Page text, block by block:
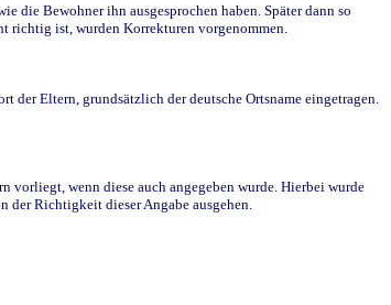
die Bewohner ihn ausgesprochen haben. Später dann so
richtig ist, wurden Korrekturen vorgenommen.
der Eltern, grundsätzlich der deutsche Ortsname eingetragen.
vorliegt, wenn diese auch angegeben wurde. Hierbei wurde
der Richtigkeit dieser Angabe ausgehen.